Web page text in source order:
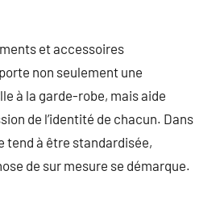
et accessoires
non seulement une
à la garde-robe, mais aide
de l’identité de chacun. Dans
tend à être standardisée,
de sur mesure se démarque.